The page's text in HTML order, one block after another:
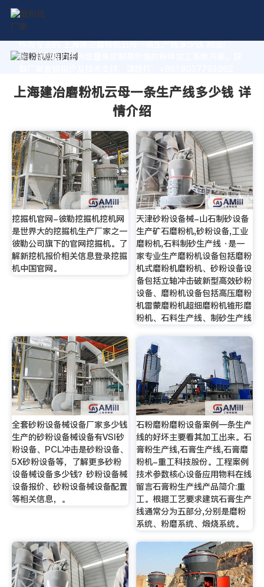
作为专业的 上海建冶磨粉机云母一条生产线多少钱 制造厂
家，我们致力于为您量身定制高价值的粉体加工系统方案。获
上海建冶磨粉机云母一条生产线多少钱 详
情介绍
挖掘机官网-彼勒挖掘机挖机网
是世界大的挖掘机生产厂家之一
彼勒公司旗下的官网挖掘机。了
解新挖机报价相关信息登录挖掘
机中国官网。
天津砂粉设备械-山石制砂设备
生产矿石磨粉机,砂粉设备,工业
磨粉机,石料制砂生产线 ·是一
家专业生产磨粉机设备包括磨粉
机式磨粉机磨粉机、砂粉设备设
备包括立轴冲击破新型高效砂粉
设备、磨粉机设备包括高压磨粉
机雷蒙磨粉机超细磨粉机锥形磨
粉机、石料生产线、制砂生产线
全套砂粉设备械设备厂家多少钱
生产的砂粉设备械设备有VSI砂
粉设备、PCL冲击是砂粉设备、
5X砂粉设备等，了解更多砂粉
设备械设备多少钱？砂粉设备械
设备报价、砂粉设备械设备配置
等相关信息，。
石粉磨粉磨粉设备案例一条生产
线的好坏主要看其加工出来。石
膏粉生产线,石膏生产线,石膏磨
粉机-重工科技股份。工程案例
技术参数核心设备应用物料在线
留言石膏粉生产线产品简介:重
工。根据工艺要求建筑石膏生产
线通常分为五部分,分别是磨粉
系统、粉磨系统、煅烧系统。